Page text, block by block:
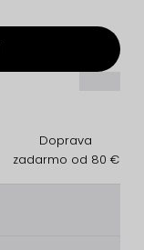
Doprava
zadarmo od 80 €